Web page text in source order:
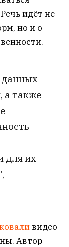
идёт не
но и о
данных
а также
для их
–
видео
Автор